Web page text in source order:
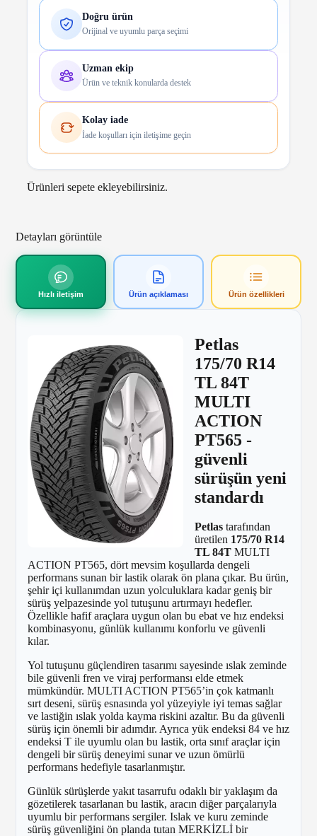
Doğru ürün
Orijinal ve uyumlu parça seçimi
Uzman ekip
Ürün ve teknik konularda destek
Kolay iade
İade koşulları için iletişime geçin
Ürünleri sepete ekleyebilirsiniz.
Detayları görüntüle
Hızlı iletişim Ürün açıklaması Ürün özellikleri
Petlas
175/70 R14
TL 84T
MULTI
ACTION
PT565 -
güvenli
sürüşün yeni
standardı
Petlas tarafından
üretilen 175/70 R14
TL 84T MULTI
ACTION PT565, dört mevsim koşullarda dengeli
performans sunan bir lastik olarak ön plana çıkar. Bu ürün,
şehir içi kullanımdan uzun yolculuklara kadar geniş bir
sürüş yelpazesinde yol tutuşunu artırmayı hedefler.
Özellikle hafif araçlara uygun olan bu ebat ve hız endeksi
kombinasyonu, günlük kullanımı konforlu ve güvenli
kılar.
Yol tutuşunu güçlendiren tasarımı sayesinde ıslak zeminde
bile güvenli fren ve viraj performansı elde etmek
mümkündür. MULTI ACTION PT565’in çok katmanlı
sırt deseni, sürüş esnasında yol yüzeyiyle iyi temas sağlar
ve lastiğin ıslak yolda kayma riskini azaltır. Bu da güvenli
sürüş için önemli bir adımdır. Ayrıca yük endeksi 84 ve hız
endeksi T ile uyumlu olan bu lastik, orta sınıf araçlar için
dengeli bir sürüş deneyimi sunar ve uzun ömürlü
performans hedefiyle tasarlanmıştır.
Günlük sürüşlerde yakıt tasarrufu odaklı bir yaklaşım da
gözetilerek tasarlanan bu lastik, aracın diğer parçalarıyla
uyumlu bir performans sergiler. Islak ve kuru zeminde
sürüş güvenliğini ön planda tutan MERKİZLİ bir